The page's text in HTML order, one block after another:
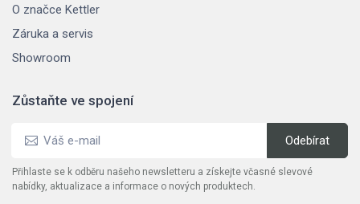
O značce Kettler
Záruka a servis
Showroom
Zůstaňte ve spojení
Přihlaste se k odběru našeho newsletteru a získejte včasné slevové
nabídky, aktualizace a informace o nových produktech.